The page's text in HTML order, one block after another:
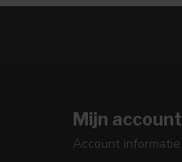
Mijn account
Account informatie